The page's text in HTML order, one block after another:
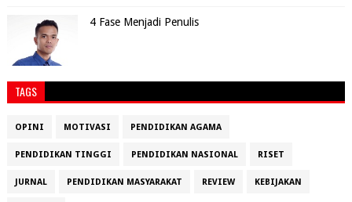
4 Fase Menjadi Penulis
TAGS
OPINI MOTIVASI PENDIDIKAN AGAMA
PENDIDIKAN TINGGI PENDIDIKAN NASIONAL RISET
JURNAL PENDIDIKAN MASYARAKAT REVIEW KEBIJAKAN